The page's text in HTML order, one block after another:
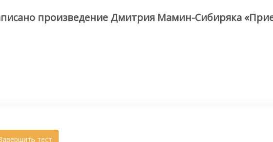
произведение Дмитрия Мамин-Сибиряка
тест